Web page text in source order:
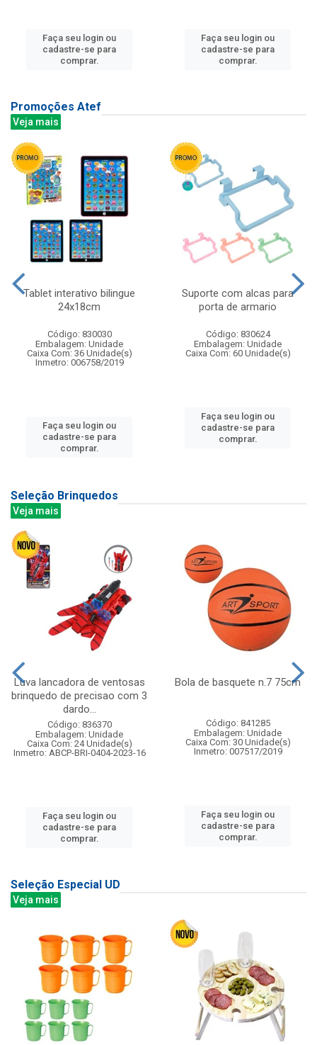
Faça seu login ou
cadastre-se para
comprar.
Faça seu login ou
cadastre-se para
comprar.
Promoções Atef
Veja mais
Tablet interativo bilingue
24x18cm
Código: 830030
Embalagem: Unidade
Caixa Com: 36 Unidade(s)
Inmetro: 006758/2019
Faça seu login ou
cadastre-se para
comprar.
Suporte com alcas para
porta de armario
Código: 830624
Embalagem: Unidade
Caixa Com: 60 Unidade(s)
Faça seu login ou
cadastre-se para
comprar.
Seleção Brinquedos
Veja mais
Luva lancadora de ventosas
brinquedo de precisao com 3
dardo...
Código: 836370
Embalagem: Unidade
Caixa Com: 24 Unidade(s)
Inmetro: ABCP-BRI-0404-2023-16
Faça seu login ou
cadastre-se para
comprar.
Bola de basquete n.7 75cm
Código: 841285
Embalagem: Unidade
Caixa Com: 30 Unidade(s)
Inmetro: 007517/2019
Faça seu login ou
cadastre-se para
comprar.
Seleção Especial UD
Veja mais